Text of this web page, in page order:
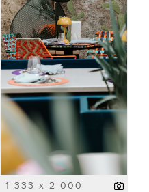
1 333 x 2 000